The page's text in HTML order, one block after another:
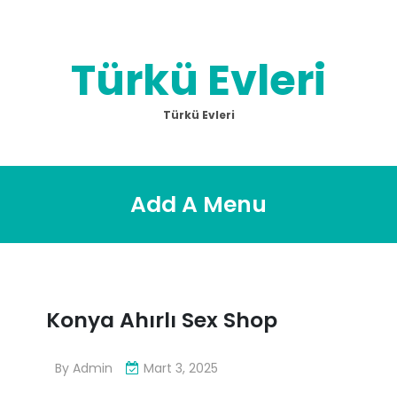
Türkü Evleri
Türkü Evleri
Add A Menu
Konya Ahırlı Sex Shop
By Admin Mart 3, 2025